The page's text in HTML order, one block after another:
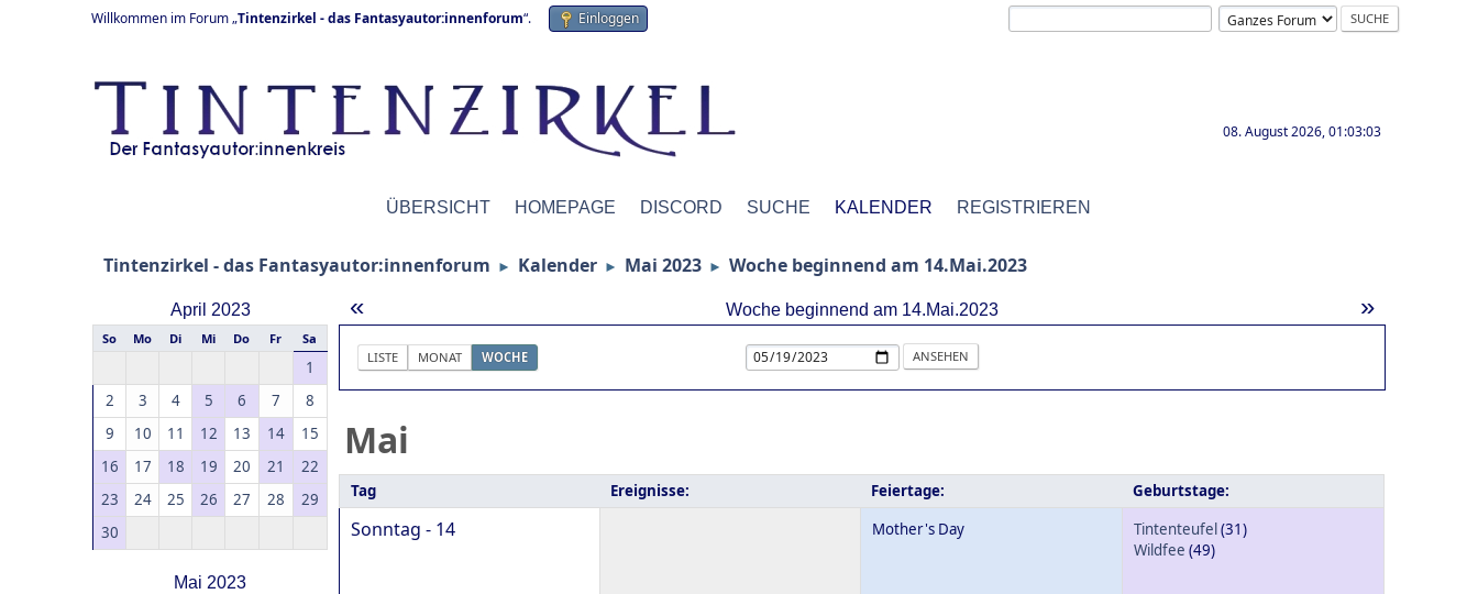
Willkommen im Forum „Tintenzirkel - das Fantasyautor:innenforum“. Einloggen
08. August 2026, 01:03:03
ÜBERSICHT HOMEPAGE DISCORD SUCHE KALENDER REGISTRIEREN
Tintenzirkel - das Fantasyautor:innenforum ► Kalender ► Mai 2023 ► Woche beginnend am 14.Mai.2023
April 2023
So Mo Di Mi Do Fr Sa
1
2
3 4 5 6 7
8
9
10 11 12 13 14
15
16
17 18 19 20 21
22
23
24 25 26 27 28
29
30
Mai 2023
« »
Woche beginnend am 14.Mai.2023
LISTE MONAT WOCHE
Mai
Tag Ereignisse: Feiertage: Geburtstage:
Sonntag - 14 Mother's Day Tintenteufel (31)
Wildfee (49)